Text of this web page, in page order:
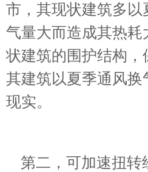
市，其现状建筑多
气量大而造成其热
状建筑的围护结构
其建筑以夏季通风
现实。
第二，可加速扭转